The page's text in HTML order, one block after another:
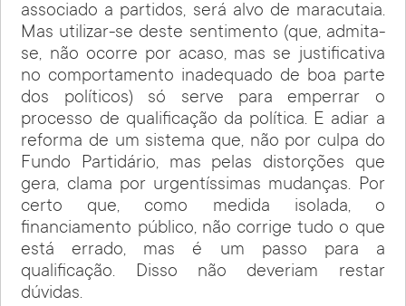
associado a partidos, será alvo de maracutaia.
Mas utilizar-se deste sentimento (que, admita-
se, não ocorre por acaso, mas se justificativa
no comportamento inadequado de boa parte
dos políticos) só serve para emperrar o
processo de qualificação da política. E adiar a
reforma de um sistema que, não por culpa do
Fundo Partidário, mas pelas distorções que
gera, clama por urgentíssimas mudanças. Por
certo que, como medida isolada, o
financiamento público, não corrige tudo o que
está errado, mas é um passo para a
qualificação. Disso não deveriam restar
dúvidas.